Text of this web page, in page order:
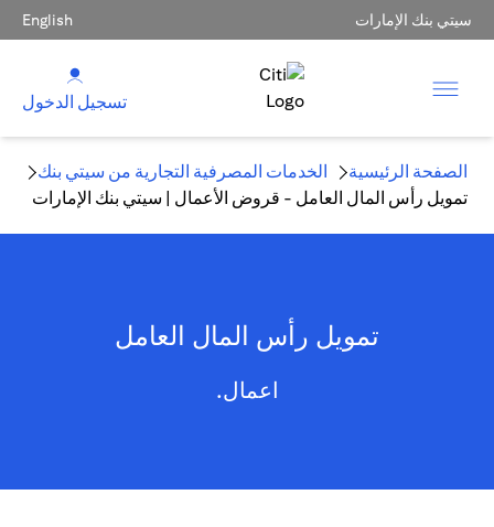
سيتي بنك الإمارات English
تسجيل الدخول
الصفحة الرئيسية
الخدمات المصرفية التجارية من سيتي بنك
تمويل رأس المال العامل - قروض الأعمال | سيتي بنك الإمارات
تمويل رأس المال العامل
اعمال.